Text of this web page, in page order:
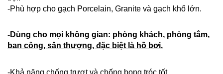
-Phù hợp cho gạch Porcelain, Granite và gạch khổ lớn.
-Dùng cho mọi không gian: phòng khách, phòng tắm,
ban công, sân thượng, đặc biệt là hồ bơi.